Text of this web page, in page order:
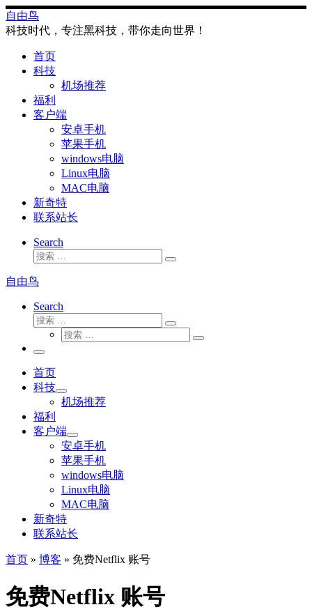
Skip
to
content
自由鸟
科技时代，专注黑科技，带你走向世界！
首页
科技
机场推荐
福利
客户端
安卓手机
苹果手机
windows电脑
Linux电脑
MAC电脑
新奇特
联系站长
Search
搜
搜
自由鸟
Search
搜
搜
索
搜
搜
主
菜
单
首页
科技
机场推荐
福利
客户端
安卓手机
苹果手机
windows电脑
Linux电脑
MAC电脑
新奇特
联系站长
首页 » 博客 » 免费Netflix 账号
免费Netflix 账号